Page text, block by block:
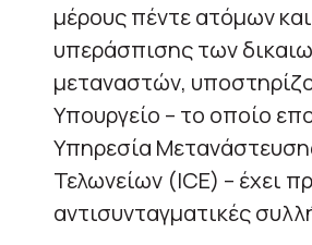
μέρους πέντε ατόμων
υπεράσπισης των
μεταναστών,
Υπουργείο – το οποίο
Υπηρεσία
Τελωνείων (ICE) – έχει
αντισυνταγματικές